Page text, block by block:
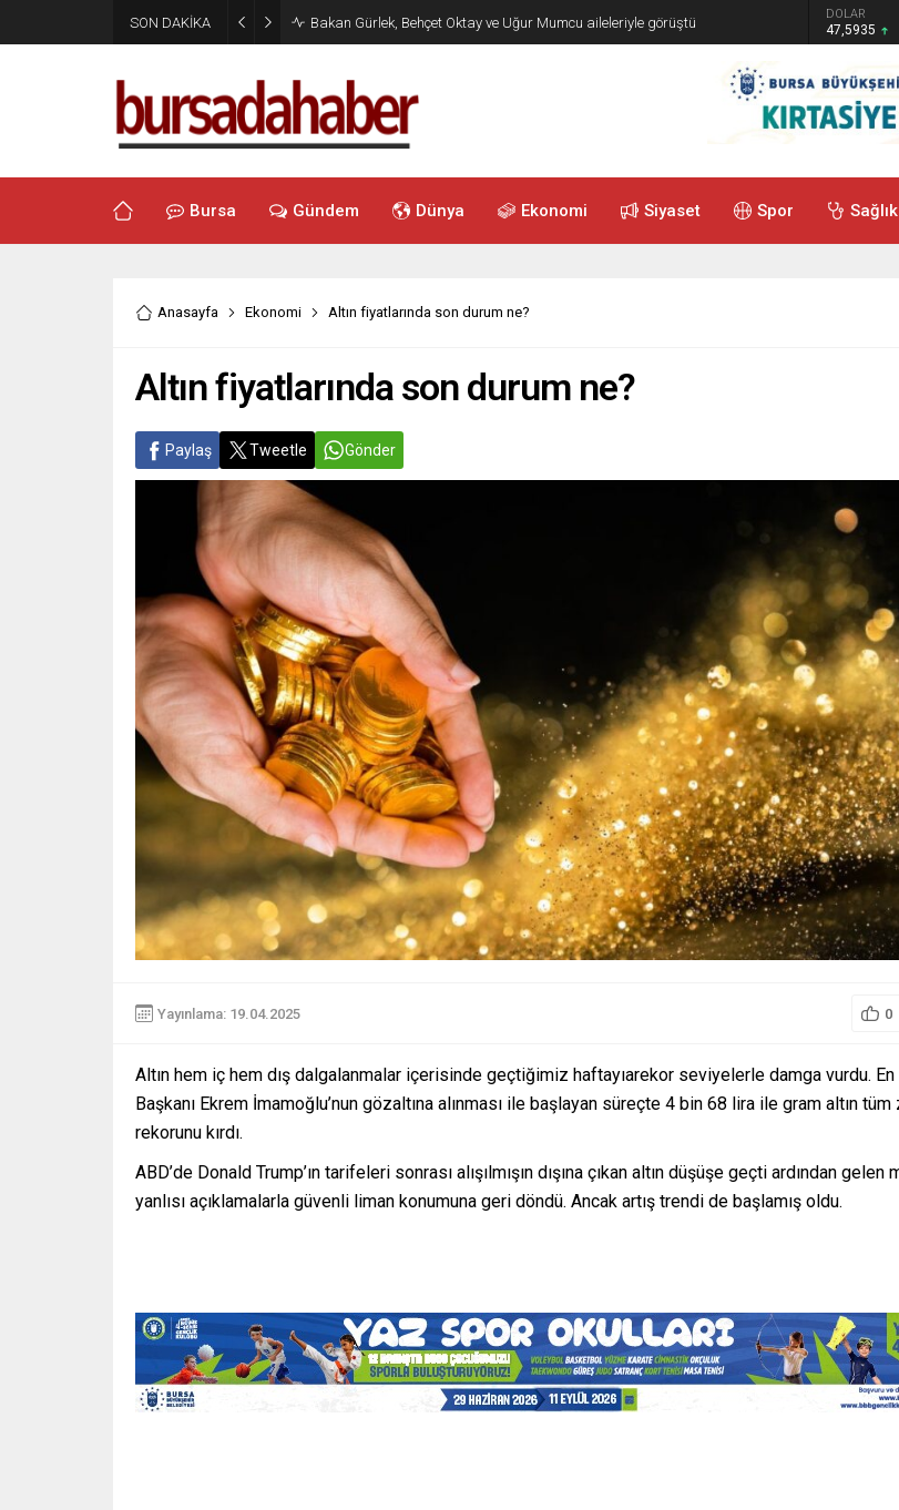
SON DAKİKA Bakan Gürlek, Behçet Oktay ve Uğur Mumcu aileleriyle görüştü DOLAR
47,5935
Bursa Gündem Dünya Ekonomi Siyaset Spor Sağlık
Anasayfa Ekonomi Altın fiyatlarında son durum ne?
Altın fiyatlarında son durum ne?
Paylaş Tweetle Gönder
Yayınlama: 19.04.2025 0
Altın hem iç hem dış dalgalanmalar içerisinde geçtiğimiz haftayıarekor seviyelerle damga vurdu.
Başkanı Ekrem İmamoğlu’nun gözaltına alınması ile başlayan süreçte 4 bin 68 lira ile gram altın tüm
rekorunu kırdı.
ABD’de Donald Trump’ın tarifeleri sonrası alışılmışın dışına çıkan altın düşüşe geçti ardından gelen
yanlısı açıklamalarla güvenli liman konumuna geri döndü. Ancak artış trendi de başlamış oldu.